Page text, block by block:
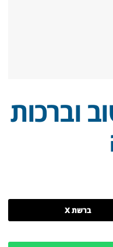
וברכות
ברשת X